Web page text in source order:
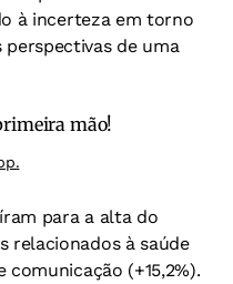
à incerteza em torno
de uma
mão!
para a alta do
relacionados à saúde
comunicação (+15,2%).